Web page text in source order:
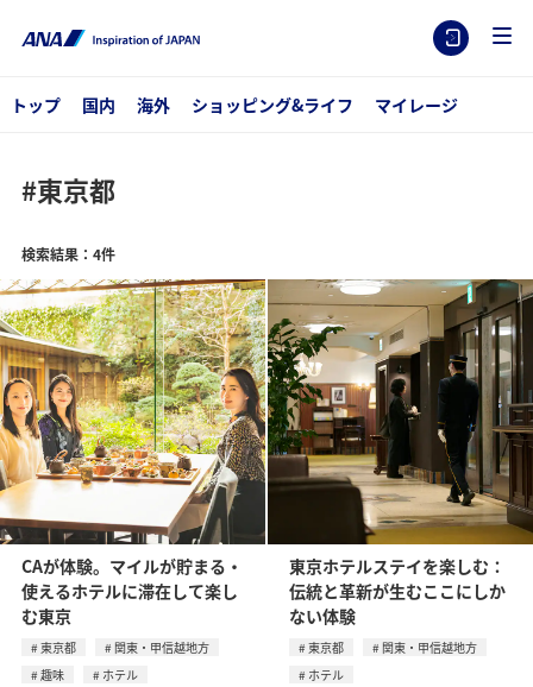
トップ 国内 海外 ショッピング&ライフ マイレージ
#東京都
検索結果：4件
CAが体験。マイルが貯まる・
使えるホテルに滞在して楽し
む東京
東京都
関東・甲信越地方
趣味
ホテル
東京ホテルステイを楽しむ：
伝統と革新が生むここにしか
ない体験
東京都
関東・甲信越地方
ホテル